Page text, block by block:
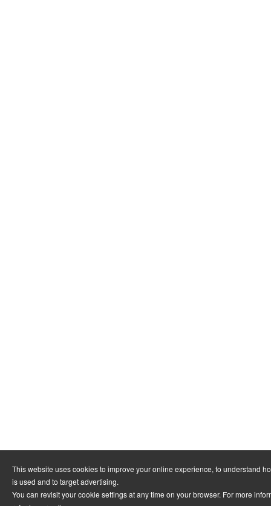
This website uses cookies to improve your online experience, to understand
is used and to target advertising.
You can revisit your cookie settings at any time on your browser. For more